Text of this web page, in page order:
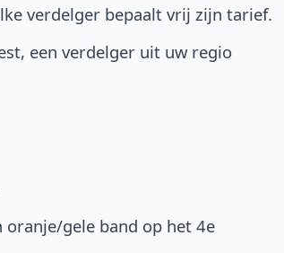
verdelger bepaalt vrij zijn tarief.
een verdelger uit uw regio
gele band op het 4e